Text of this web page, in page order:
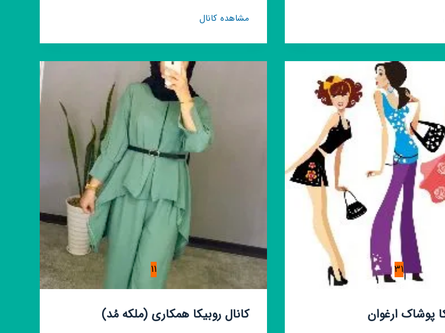
کانال
فروشگاه
پوشاک
مشاهده کانالکانال
پخش
و
همکاری
لیدی
شاپ
31
پوشاک ارغوان
11
کانال روبیکا همکاری (ملکه مُد)